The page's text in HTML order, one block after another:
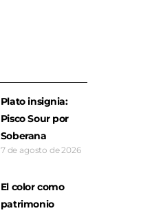
Plato insignia:
Pisco Sour por
Soberana
7 de agosto de 2026
El color como
patrimonio